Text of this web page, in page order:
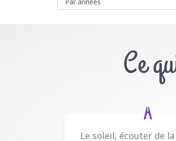
Ce
Le soleil, écouter de